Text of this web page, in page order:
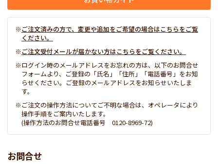
ご注文済みの方で、変更や追加をご希望の場合はこちらをご覧
ください。
ご注文受付メールが届かない方はこちらをご覧ください。
ログイン時のメールアドレスをお忘れの方は、以下のお問合せ
フォームより、ご登録の「氏名」「住所」「電話番号」をお知
らせください。ご登録のメールアドレスをお知らせいたしま
す。
ご注文の操作方法についてご不明な場合は、オペレータにより
操作手順をご案内いたします。
(操作方法のお問合せ電話番号 0120-8969-72)
お問合せ